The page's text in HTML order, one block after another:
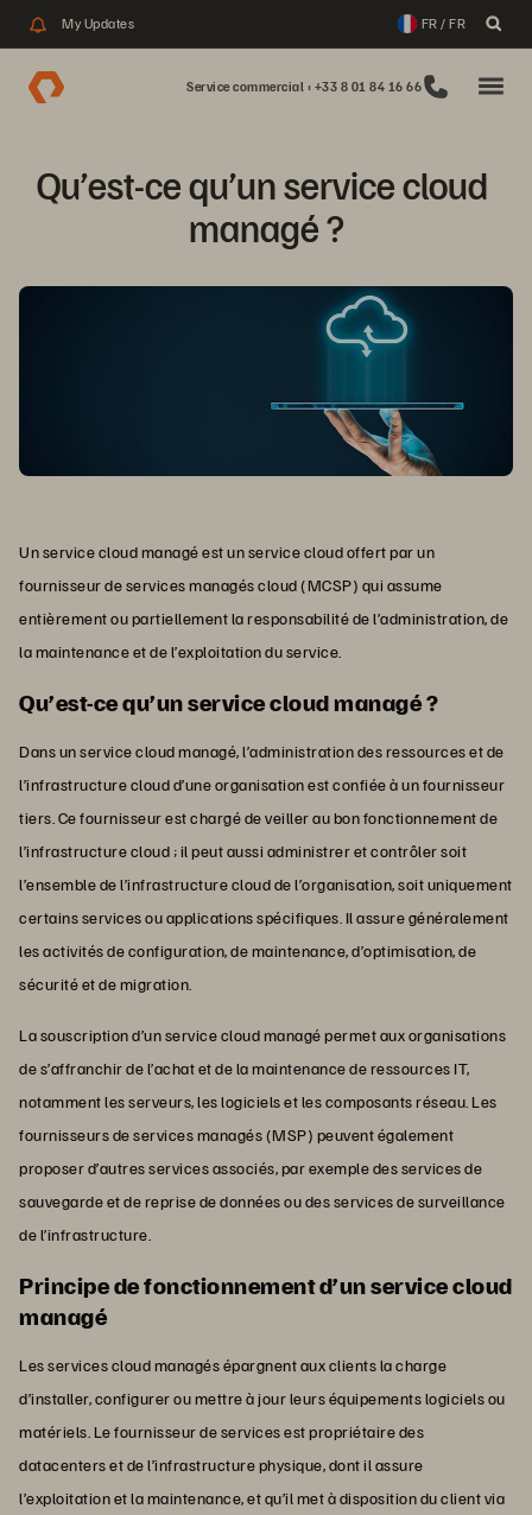
My Updates FR / FR
Service commercial : +33 8 01 84 16 66
Qu’est-ce qu’un service cloud
managé ?
Un service cloud managé est un service cloud offert par un
fournisseur de services managés cloud (MCSP) qui assume
entièrement ou partiellement la responsabilité de l’administration, de
la maintenance et de l’exploitation du service.
Qu’est-ce qu’un service cloud managé ?
Dans un service cloud managé, l’administration des ressources et de
l’infrastructure cloud d’une organisation est confiée à un fournisseur
tiers. Ce fournisseur est chargé de veiller au bon fonctionnement de
l’infrastructure cloud ; il peut aussi administrer et contrôler soit
l’ensemble de l’infrastructure cloud de l’organisation, soit uniquement
certains services ou applications spécifiques. Il assure généralement
les activités de configuration, de maintenance, d’optimisation, de
sécurité et de migration.
La souscription d’un service cloud managé permet aux organisations
de s’affranchir de l’achat et de la maintenance de ressources IT,
notamment les serveurs, les logiciels et les composants réseau. Les
fournisseurs de services managés (MSP) peuvent également
proposer d’autres services associés, par exemple des services de
sauvegarde et de reprise de données ou des services de surveillance
de l’infrastructure.
Principe de fonctionnement d’un service cloud
managé
Les services cloud managés épargnent aux clients la charge
d’installer, configurer ou mettre à jour leurs équipements logiciels ou
matériels. Le fournisseur de services est propriétaire des
datacenters et de l’infrastructure physique, dont il assure
l’exploitation et la maintenance, et qu’il met à disposition du client via